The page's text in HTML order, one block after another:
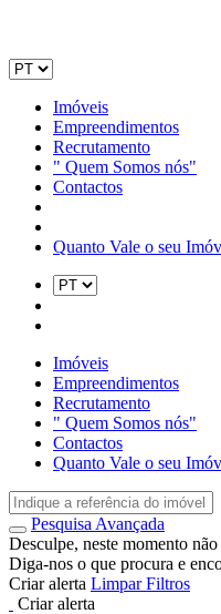
Imóveis
Empreendimentos
Recrutamento
" Quem Somos nós"
Contactos
Quanto Vale o seu
Imóveis
Empreendimentos
Recrutamento
" Quem Somos nós"
Contactos
Quanto Vale o seu
Pesquisa Avançada
Desculpe, neste momento
Diga-nos o que procura e
Criar alerta Limpar Filtros
Criar alerta